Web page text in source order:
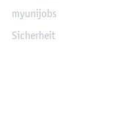
myu­ni­jobs
Si­cher­heit